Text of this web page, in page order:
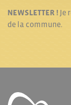
NEWSLETTER ! Je
de la commune.